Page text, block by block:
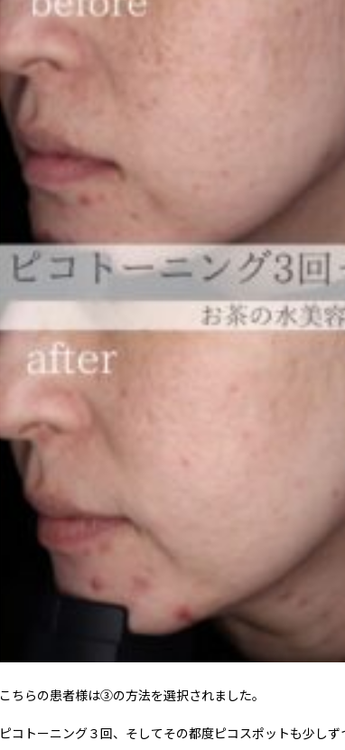
こちらの患者様は③の方法を選択されました。
ピコトーニング３回、そしてその都度ピコスポットも少しず